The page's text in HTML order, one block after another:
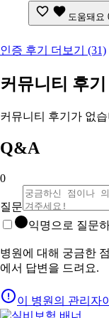
도움돼요
인증 후기 더보기 (31)
커뮤니티 후기
커뮤니티 후기가 없
Q&A
0
질문
익명으로 질문하
병원에 대해 궁금한
에서 답변을 드려요.
이 병원의 관리자